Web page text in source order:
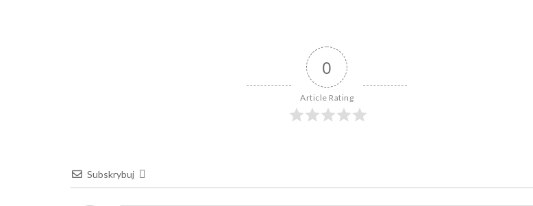
0
Article Rating
Subskrybuj